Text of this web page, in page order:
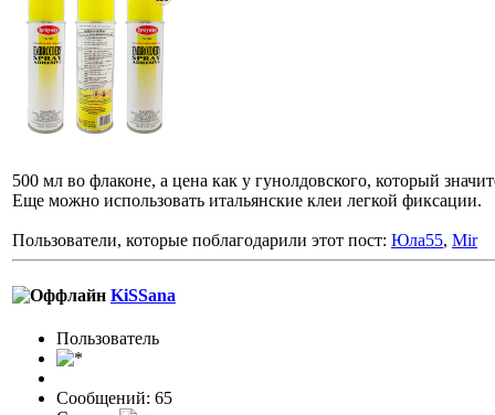
500 мл во флаконе, а цена как у гунолдовского, который
Еще можно использовать итальянские клеи легкой фиксации.
Пользователи, которые поблагодарили этот пост: Юла55, Mir
KiSSana
Пользовaтeль
Сообщений: 65